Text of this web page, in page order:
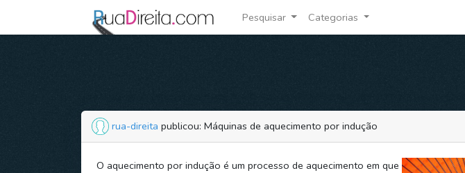
Pesquisar Categorias
rua-direita publicou: Máquinas de aquecimento por indução
O aquecimento por indução é um processo de aquecimento em que